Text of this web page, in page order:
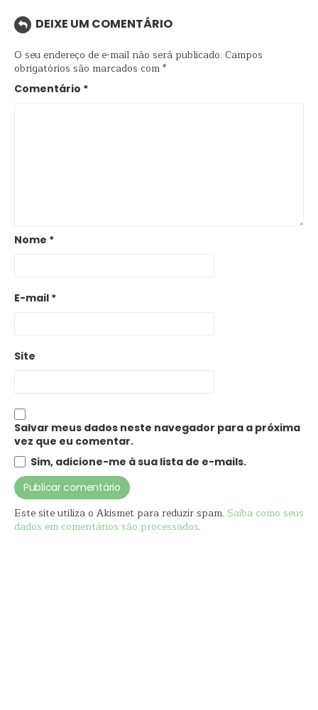
DEIXE UM COMENTÁRIO
O seu endereço de e-mail não será publicado. Campos
obrigatórios são marcados com*
Comentário *
Nome *
E-mail *
Site
Salvar meus dados neste navegador para a próxima
vez que eu comentar.
Sim, adicione-me à sua lista de e-mails.
Este site utiliza o Akismet para reduzir spam. Saiba como seus
dados em comentários são processados.